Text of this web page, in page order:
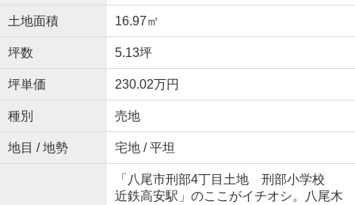
土地面積 16.97㎡
坪数 5.13坪
坪単価 230.02万円
種別 売地
地目 / 地勢 宅地 / 平坦
「八尾市刑部4丁目土地 刑部小学校
近鉄高安駅」のここがイチオシ。八尾木